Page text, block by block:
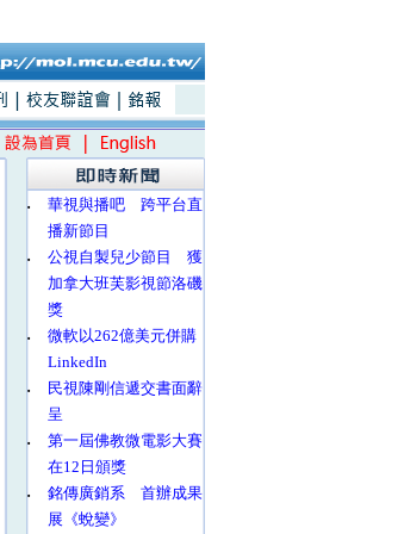
‧
華視與播吧 跨平台直
播新節目
‧
公視自製兒少節目 獲
加拿大班芙影視節洛磯
獎
‧
微軟以262億美元併購
LinkedIn
‧
民視陳剛信遞交書面辭
呈
‧
第一屆佛教微電影大賽
在12日頒獎
‧
銘傳廣銷系 首辦成果
展《蛻變》